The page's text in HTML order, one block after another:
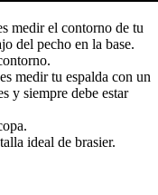
medir el contorno de tu
del pecho en la base.
medir tu espalda con un
y siempre debe estar
ideal de brasier.